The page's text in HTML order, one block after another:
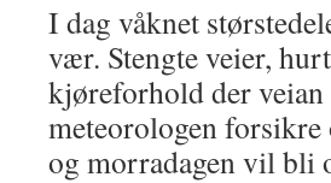
I dag våknet
vær. Stengte veier,
kjøreforhold der
meteorologen
og morradagen vil bli